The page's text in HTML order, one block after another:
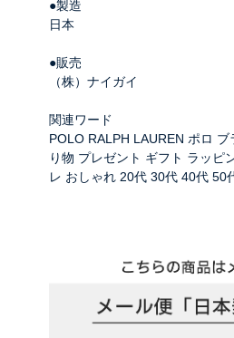
●製造
日本
●販売
（株）ナイガイ
関連ワード
POLO RALPH LAUREN ポロ
り物 プレゼント ギフト ラッピ
レ おしゃれ 20代 30代 40代 50